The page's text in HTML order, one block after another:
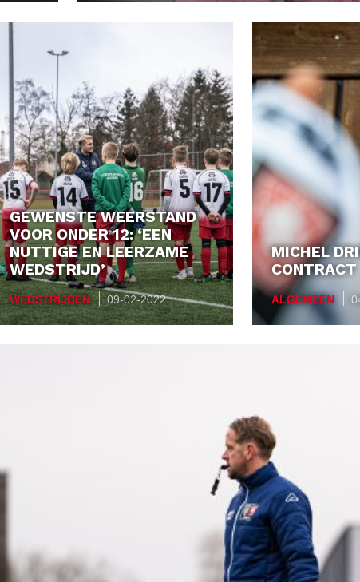
GEWENSTE WEERSTAND
VOOR ONDER 12: ‘EEN
NUTTIGE EN LEERZAME
WEDSTRIJD’
WEDSTRIJDEN 09-02-2022
MICHEL
CONTRACT
ALGEMEEN